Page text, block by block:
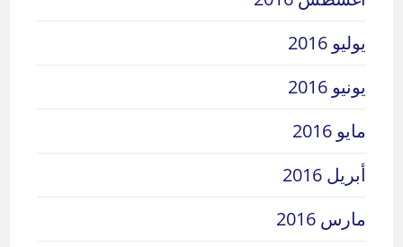
يوليو 2016
يونيو 2016
مايو 2016
أبريل 2016
مارس 2016